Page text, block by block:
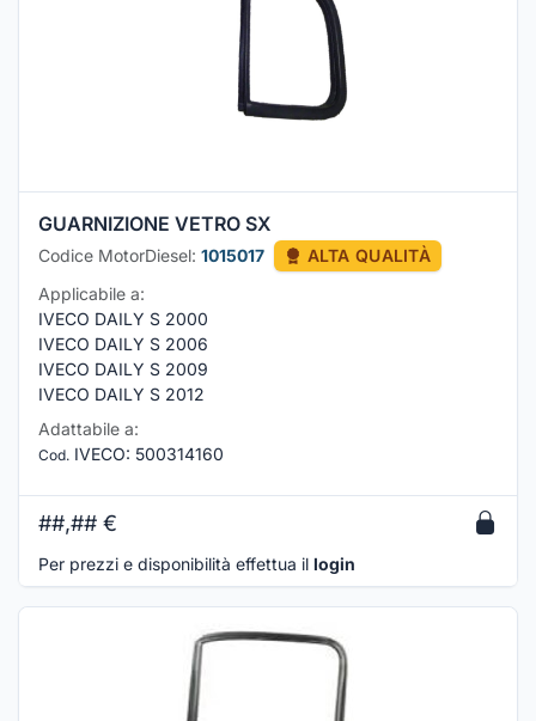
GUARNIZIONE VETRO SX
Codice MotorDiesel: 1015017
ALTA QUALITÀ
Applicabile a:
IVECO DAILY S 2000
IVECO DAILY S 2006
IVECO DAILY S 2009
IVECO DAILY S 2012
Adattabile a:
Cod. IVECO: 500314160
##,## €
Per prezzi e disponibilità effettua il login